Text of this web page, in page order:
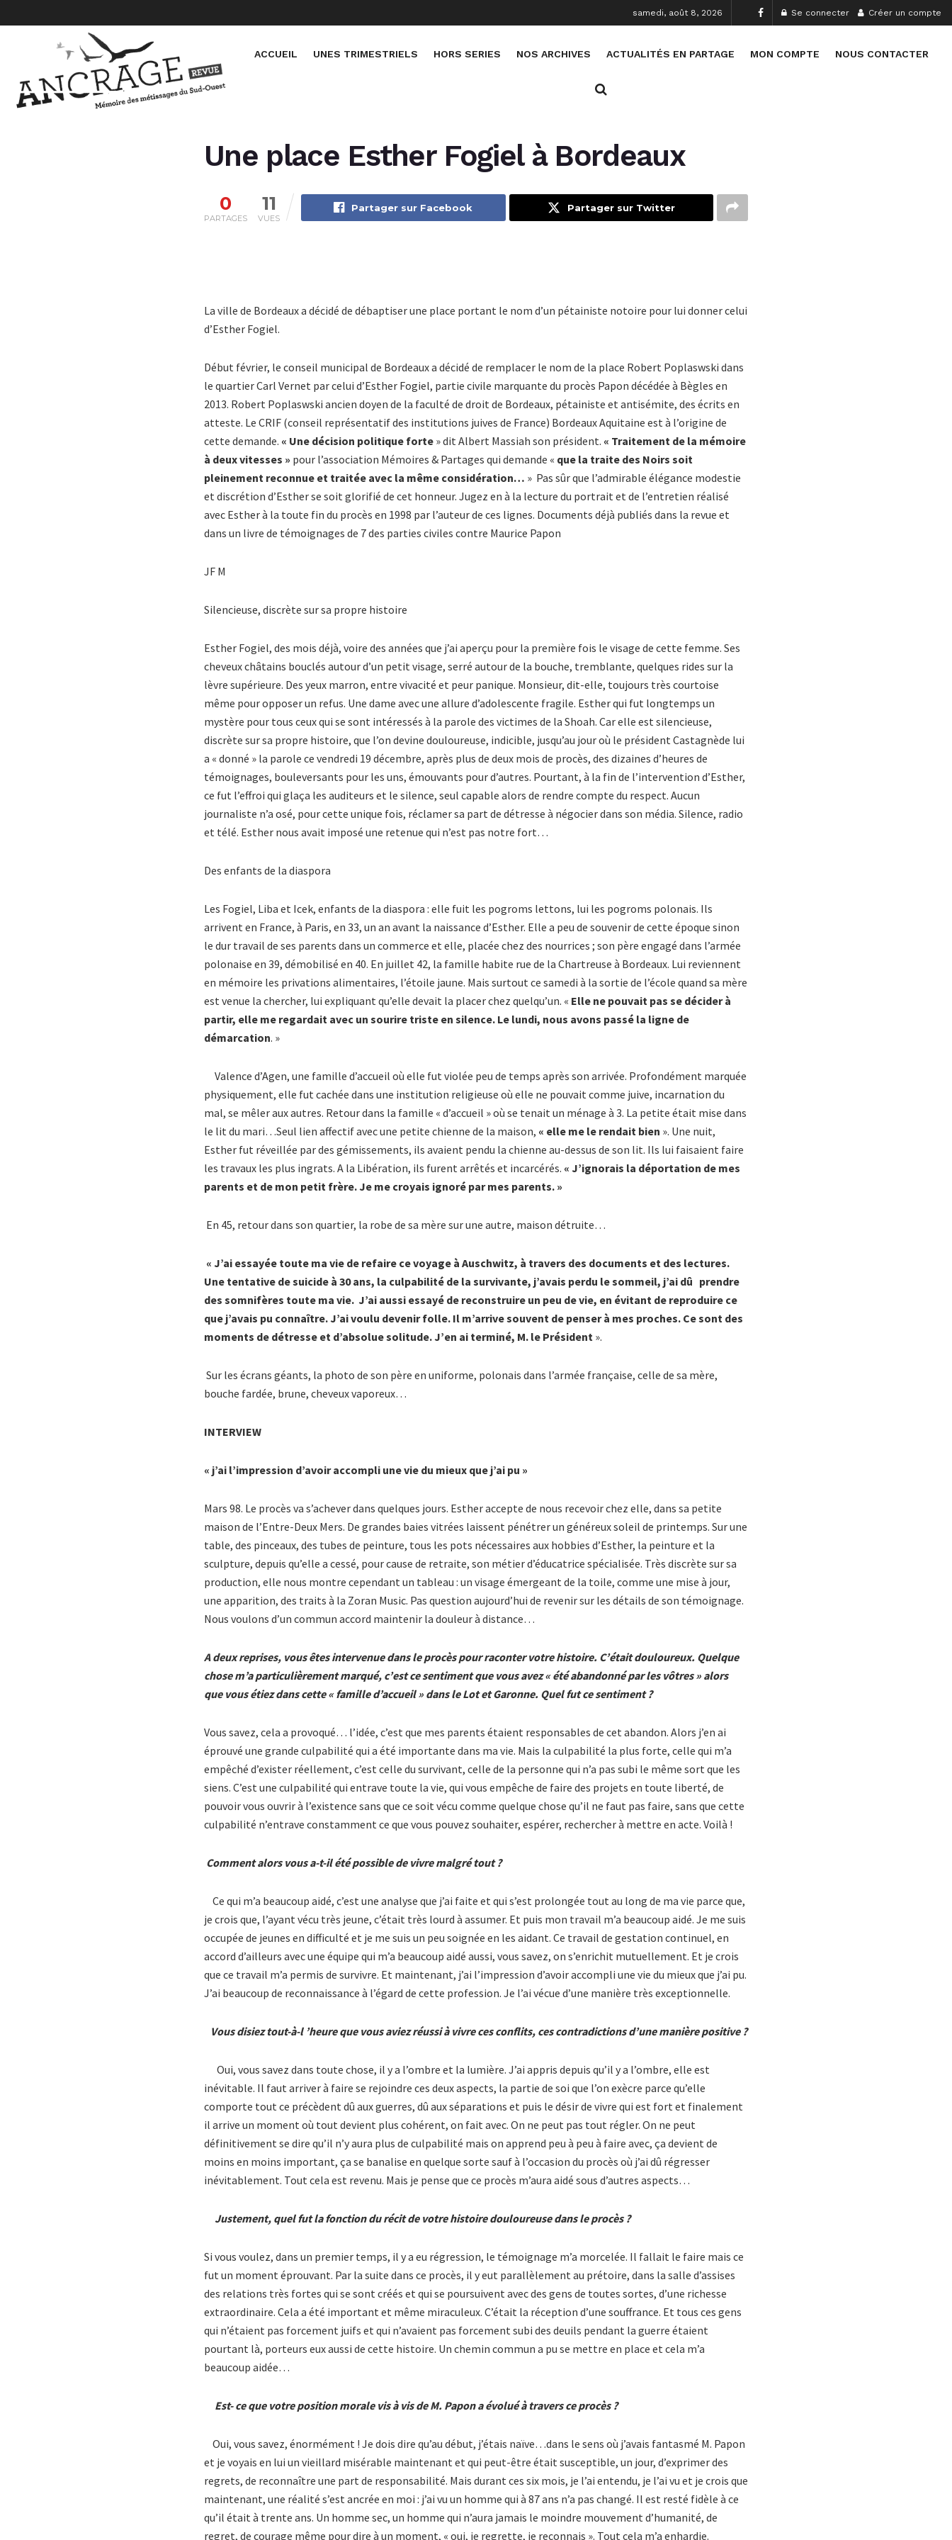
samedi, août 8, 2026 Se connecter Créer un compte
ACCUEIL UNES TRIMESTRIELS HORS SERIES NOS ARCHIVES ACTUALITÉS EN PARTAGE MON COMPTE NOUS CONTACTER
Une place Esther Fogiel à Bordeaux
0
PARTAGES
11
VUES
Partager sur Facebook Partager sur Twitter
La ville de Bordeaux a décidé de débaptiser une place portant le nom d’un pétainiste notoire pour lui donner celui
d’Esther Fogiel.
Début février, le conseil municipal de Bordeaux a décidé de remplacer le nom de la place Robert Poplaswski dans
le quartier Carl Vernet par celui d’Esther Fogiel, partie civile marquante du procès Papon décédée à Bègles en
2013. Robert Poplaswski ancien doyen de la faculté de droit de Bordeaux, pétainiste et antisémite, des écrits en
atteste. Le CRIF (conseil représentatif des institutions juives de France) Bordeaux Aquitaine est à l’origine de
cette demande. « Une décision politique forte » dit Albert Massiah son président. « Traitement de la mémoire
à deux vitesses » pour l’association Mémoires & Partages qui demande « que la traite des Noirs soit
pleinement reconnue et traitée avec la même considération… » Pas sûr que l’admirable élégance modestie
et discrétion d’Esther se soit glorifié de cet honneur. Jugez en à la lecture du portrait et de l’entretien réalisé
avec Esther à la toute fin du procès en 1998 par l’auteur de ces lignes. Documents déjà publiés dans la revue et
dans un livre de témoignages de 7 des parties civiles contre Maurice Papon
JF M
Silencieuse, discrète sur sa propre histoire
Esther Fogiel, des mois déjà, voire des années que j’ai aperçu pour la première fois le visage de cette femme. Ses
cheveux châtains bouclés autour d’un petit visage, serré autour de la bouche, tremblante, quelques rides sur la
lèvre supérieure. Des yeux marron, entre vivacité et peur panique. Monsieur, dit-elle, toujours très courtoise
même pour opposer un refus. Une dame avec une allure d’adolescente fragile. Esther qui fut longtemps un
mystère pour tous ceux qui se sont intéressés à la parole des victimes de la Shoah. Car elle est silencieuse,
discrète sur sa propre histoire, que l’on devine douloureuse, indicible, jusqu’au jour où le président Castagnède lui
a « donné » la parole ce vendredi 19 décembre, après plus de deux mois de procès, des dizaines d’heures de
témoignages, bouleversants pour les uns, émouvants pour d’autres. Pourtant, à la fin de l’intervention d’Esther,
ce fut l’effroi qui glaça les auditeurs et le silence, seul capable alors de rendre compte du respect. Aucun
journaliste n’a osé, pour cette unique fois, réclamer sa part de détresse à négocier dans son média. Silence, radio
et télé. Esther nous avait imposé une retenue qui n’est pas notre fort…
Des enfants de la diaspora
Les Fogiel, Liba et Icek, enfants de la diaspora : elle fuit les pogroms lettons, lui les pogroms polonais. Ils
arrivent en France, à Paris, en 33, un an avant la naissance d’Esther. Elle a peu de souvenir de cette époque sinon
le dur travail de ses parents dans un commerce et elle, placée chez des nourrices ; son père engagé dans l’armée
polonaise en 39, démobilisé en 40. En juillet 42, la famille habite rue de la Chartreuse à Bordeaux. Lui reviennent
en mémoire les privations alimentaires, l’étoile jaune. Mais surtout ce samedi à la sortie de l’école quand sa mère
est venue la chercher, lui expliquant qu’elle devait la placer chez quelqu’un. « Elle ne pouvait pas se décider à
partir, elle me regardait avec un sourire triste en silence. Le lundi, nous avons passé la ligne de
démarcation. »
Valence d’Agen, une famille d’accueil où elle fut violée peu de temps après son arrivée. Profondément marquée
physiquement, elle fut cachée dans une institution religieuse où elle ne pouvait comme juive, incarnation du
mal, se mêler aux autres. Retour dans la famille « d’accueil » où se tenait un ménage à 3. La petite était mise dans
le lit du mari…Seul lien affectif avec une petite chienne de la maison, « elle me le rendait bien ». Une nuit,
Esther fut réveillée par des gémissements, ils avaient pendu la chienne au-dessus de son lit. Ils lui faisaient faire
les travaux les plus ingrats. A la Libération, ils furent arrêtés et incarcérés. « J’ignorais la déportation de mes
parents et de mon petit frère. Je me croyais ignoré par mes parents. »
En 45, retour dans son quartier, la robe de sa mère sur une autre, maison détruite…
« J’ai essayée toute ma vie de refaire ce voyage à Auschwitz, à travers des documents et des lectures.
Une tentative de suicide à 30 ans, la culpabilité de la survivante, j’avais perdu le sommeil, j’ai dû prendre
des somnifères toute ma vie. J’ai aussi essayé de reconstruire un peu de vie, en évitant de reproduire ce
que j’avais pu connaître. J’ai voulu devenir folle. Il m’arrive souvent de penser à mes proches. Ce sont des
moments de détresse et d’absolue solitude. J’en ai terminé, M. le Président ».
Sur les écrans géants, la photo de son père en uniforme, polonais dans l’armée française, celle de sa mère,
bouche fardée, brune, cheveux vaporeux…
INTERVIEW
« j’ai l’impression d’avoir accompli une vie du mieux que j’ai pu »
Mars 98. Le procès va s’achever dans quelques jours. Esther accepte de nous recevoir chez elle, dans sa petite
maison de l’Entre-Deux Mers. De grandes baies vitrées laissent pénétrer un généreux soleil de printemps. Sur une
table, des pinceaux, des tubes de peinture, tous les pots nécessaires aux hobbies d’Esther, la peinture et la
sculpture, depuis qu’elle a cessé, pour cause de retraite, son métier d’éducatrice spécialisée. Très discrète sur sa
production, elle nous montre cependant un tableau : un visage émergeant de la toile, comme une mise à jour,
une apparition, des traits à la Zoran Music. Pas question aujourd’hui de revenir sur les détails de son témoignage.
Nous voulons d’un commun accord maintenir la douleur à distance…
A deux reprises, vous êtes intervenue dans le procès pour raconter votre histoire. C’était douloureux. Quelque
chose m’a particulièrement marqué, c’est ce sentiment que vous avez « été abandonné par les vôtres » alors
que vous étiez dans cette « famille d’accueil » dans le Lot et Garonne. Quel fut ce sentiment ?
Vous savez, cela a provoqué… l’idée, c’est que mes parents étaient responsables de cet abandon. Alors j’en ai
éprouvé une grande culpabilité qui a été importante dans ma vie. Mais la culpabilité la plus forte, celle qui m’a
empêché d’exister réellement, c’est celle du survivant, celle de la personne qui n’a pas subi le même sort que les
siens. C’est une culpabilité qui entrave toute la vie, qui vous empêche de faire des projets en toute liberté, de
pouvoir vous ouvrir à l’existence sans que ce soit vécu comme quelque chose qu’il ne faut pas faire, sans que cette
culpabilité n’entrave constamment ce que vous pouvez souhaiter, espérer, rechercher à mettre en acte. Voilà !
Comment alors vous a-t-il été possible de vivre malgré tout ?
Ce qui m’a beaucoup aidé, c’est une analyse que j’ai faite et qui s’est prolongée tout au long de ma vie parce que,
je crois que, l’ayant vécu très jeune, c’était très lourd à assumer. Et puis mon travail m’a beaucoup aidé. Je me suis
occupée de jeunes en difficulté et je me suis un peu soignée en les aidant. Ce travail de gestation continuel, en
accord d’ailleurs avec une équipe qui m’a beaucoup aidé aussi, vous savez, on s’enrichit mutuellement. Et je crois
que ce travail m’a permis de survivre. Et maintenant, j’ai l’impression d’avoir accompli une vie du mieux que j’ai pu.
J’ai beaucoup de reconnaissance à l’égard de cette profession. Je l’ai vécue d’une manière très exceptionnelle.
Vous disiez tout-à-l ’heure que vous aviez réussi à vivre ces conflits, ces contradictions d’une manière positive ?
Oui, vous savez dans toute chose, il y a l’ombre et la lumière. J’ai appris depuis qu’il y a l’ombre, elle est
inévitable. Il faut arriver à faire se rejoindre ces deux aspects, la partie de soi que l’on exècre parce qu’elle
comporte tout ce précèdent dû aux guerres, dû aux séparations et puis le désir de vivre qui est fort et finalement
il arrive un moment où tout devient plus cohérent, on fait avec. On ne peut pas tout régler. On ne peut
définitivement se dire qu’il n’y aura plus de culpabilité mais on apprend peu à peu à faire avec, ça devient de
moins en moins important, ça se banalise en quelque sorte sauf à l’occasion du procès où j’ai dû régresser
inévitablement. Tout cela est revenu. Mais je pense que ce procès m’aura aidé sous d’autres aspects…
Justement, quel fut la fonction du récit de votre histoire douloureuse dans le procès ?
Si vous voulez, dans un premier temps, il y a eu régression, le témoignage m’a morcelée. Il fallait le faire mais ce
fut un moment éprouvant. Par la suite dans ce procès, il y eut parallèlement au prétoire, dans la salle d’assises
des relations très fortes qui se sont créés et qui se poursuivent avec des gens de toutes sortes, d’une richesse
extraordinaire. Cela a été important et même miraculeux. C’était la réception d’une souffrance. Et tous ces gens
qui n’étaient pas forcement juifs et qui n’avaient pas forcement subi des deuils pendant la guerre étaient
pourtant là, porteurs eux aussi de cette histoire. Un chemin commun a pu se mettre en place et cela m’a
beaucoup aidée…
Est- ce que votre position morale vis à vis de M. Papon a évolué à travers ce procès ?
Oui, vous savez, énormément ! Je dois dire qu’au début, j’étais naïve…dans le sens où j’avais fantasmé M. Papon
et je voyais en lui un vieillard misérable maintenant et qui peut-être était susceptible, un jour, d’exprimer des
regrets, de reconnaître une part de responsabilité. Mais durant ces six mois, je l’ai entendu, je l’ai vu et je crois que
maintenant, une réalité s’est ancrée en moi : j’ai vu un homme qui à 87 ans n’a pas changé. Il est resté fidèle à ce
qu’il était à trente ans. Un homme sec, un homme qui n’aura jamais le moindre mouvement d’humanité, de
regret, de courage même pour dire à un moment, « oui, je regrette, je reconnais ». Tout cela m’a enhardie.